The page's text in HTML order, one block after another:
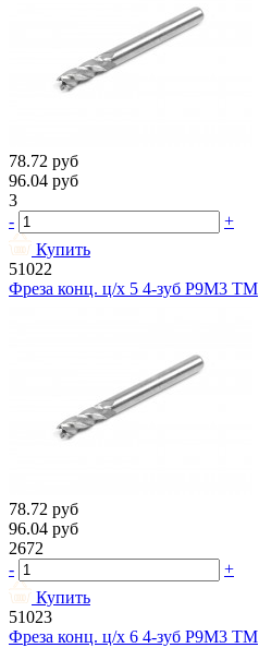
78.72 руб
96.04 руб
3
-
+
Купить
51022
Фреза конц. ц/х 5 4-зуб Р9М3 ТМ
78.72 руб
96.04 руб
2672
-
+
Купить
51023
Фреза конц. ц/х 6 4-зуб Р9М3 ТМ